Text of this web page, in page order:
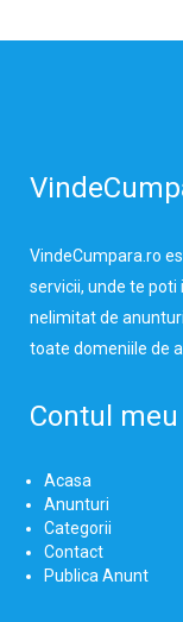
VindeCumpara.ro
servicii, unde te
nelimitat de
toate domeniile de
Contul meu
Acasa
Anunturi
Categorii
Contact
Publica Anunt